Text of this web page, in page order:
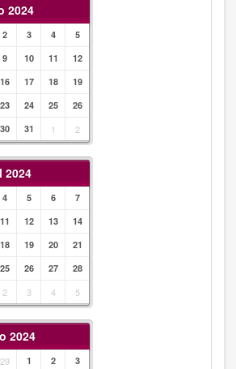
2024
2 3 4
5
9 10 11
12
16 17 18
19
23 24 25
26
30 31 1 2
2024
4 5 6
7
11 12 13
14
18 19 20
21
25 26 27
28
2 3 4 5
2024
29 1 2
3